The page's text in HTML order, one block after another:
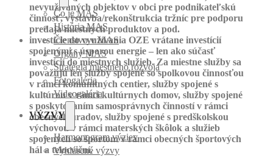
Čo je MAS
História MAS
Členstvo v MAS
Orgány MAS
Stratégia miestneho rozvoja
Fotogaléria
Videogaléria
VÝZVY
Harmonogram výziev
Vyhlásené výzvy
nevyužívaných objektov v obci pre podnikateľskú
činnosť, výstavba/rekonštrukcia tržníc pre podporu
predaja miestnych produktov a pod.
investície do využívania OZE vrátane investícií
spojenými s úsporou energie – len ako súčasť
investícií do miestnych služieb. Za miestne služby sa
považujú len služby spojené so spolkovou činnosťou
v rámci komunitných centier, služby spojené s
kultúrou v rámci kultúrnych domov, služby spojené
s poskytovaním samosprávnych činností v rámci
obecných úradov, služby spojené s predškolskou
výchovou v rámci materských škôlok a služieb
spojených so športom v rámci obecných športových
hál a telocviční.